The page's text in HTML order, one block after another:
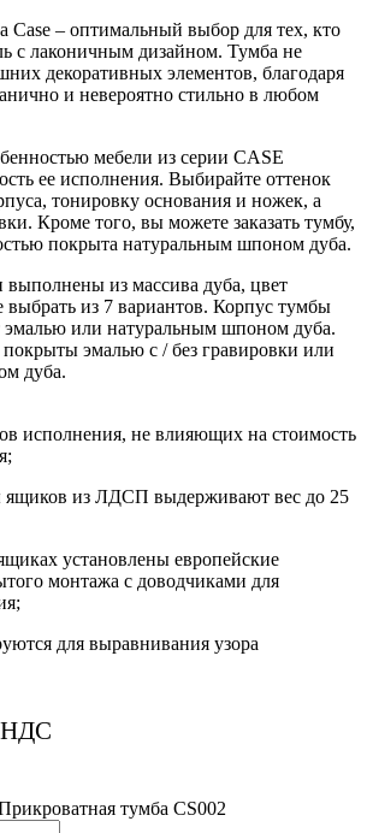
Case – оптимальный выбор для тех, кто
с лаконичным дизайном. Тумба не
декоративных элементов, благодаря
и невероятно стильно в любом
мебели из серии CASE
ее исполнения. Выбирайте оттенок
тонировку основания и ножек, а
Кроме того, вы можете заказать тумбу,
покрыта натуральным шпоном дуба.
из массива дуба, цвет
выбрать из 7 вариантов. Корпус тумбы
или натуральным шпоном дуба.
эмалью с / без гравировки или
дуба.
исполнения, не влияющих на стоимость
ящиков из ЛДСП выдерживают вес до 25
установлены европейские
монтажа с доводчиками для
для выравнивания узора
НДС
тумба CS002